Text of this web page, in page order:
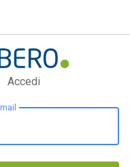
Accedi